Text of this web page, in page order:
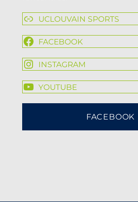
UCLOUVAIN SPORTS
FACEBOOK
INSTAGRAM
YOUTUBE
FACEBOOK